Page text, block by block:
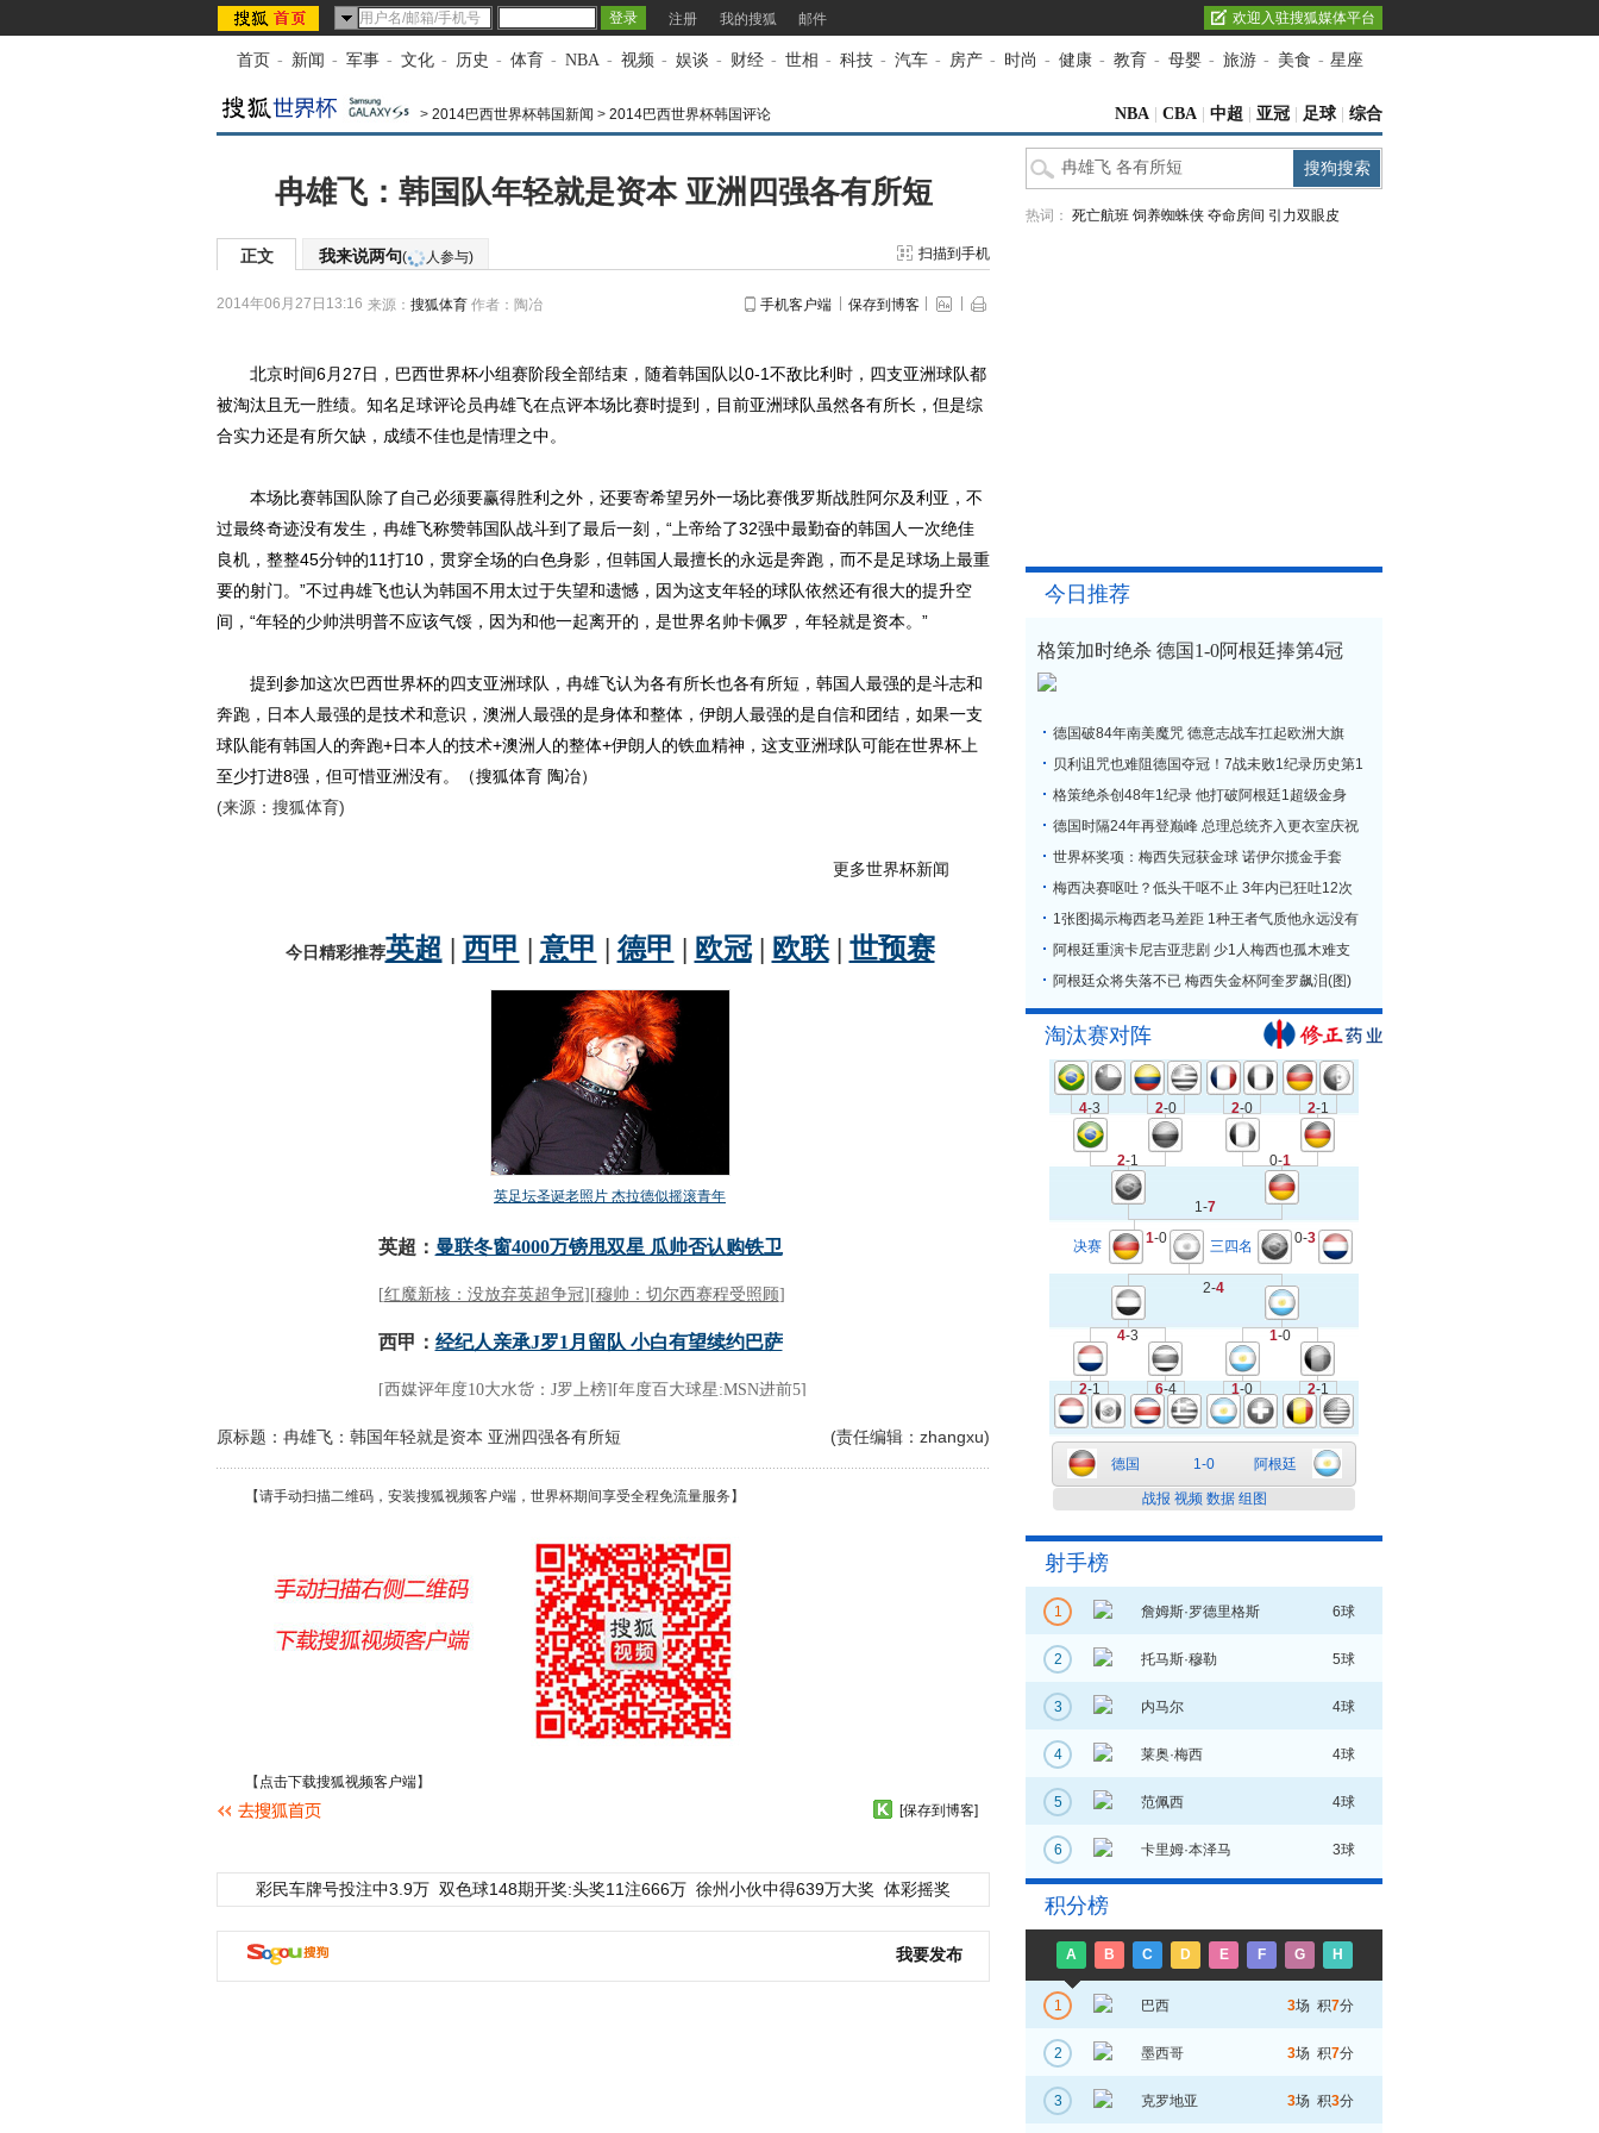
注册 我的搜狐 邮件 欢迎入驻搜狐媒体平台
首页 - 新闻 - 军事 - 文化 - 历史 - 体育 - NBA - 视频 - 娱谈 - 财经 - 世相 - 科技 - 汽车 - 房产 - 时尚 - 健康 - 教育 - 母婴 - 旅游 - 美食 - 星座
> 2014巴西世界杯韩国新闻 > 2014巴西世界杯韩国评论 NBA CBA 中超 亚冠 足球 综合
冉雄飞：韩国队年轻就是资本 亚洲四强各有所短
正文 我来说两句( 人参与) 扫描到手机
2014年06月27日13:16 来源： 搜狐体育 作者：陶冶 手机客户端 保存到博客
北京时间6月27日，巴西世界杯小组赛阶段全部结束，随着韩国队以0-1不敌比利时，四支亚洲球队都
被淘汰且无一胜绩。知名足球评论员冉雄飞在点评本场比赛时提到，目前亚洲球队虽然各有所长，但是综
合实力还是有所欠缺，成绩不佳也是情理之中。
本场比赛韩国队除了自己必须要赢得胜利之外，还要寄希望另外一场比赛俄罗斯战胜阿尔及利亚，不
过最终奇迹没有发生，冉雄飞称赞韩国队战斗到了最后一刻，“上帝给了32强中最勤奋的韩国人一次绝佳
良机，整整45分钟的11打10，贯穿全场的白色身影，但韩国人最擅长的永远是奔跑，而不是足球场上最重
要的射门。”不过冉雄飞也认为韩国不用太过于失望和遗憾，因为这支年轻的球队依然还有很大的提升空
间，“年轻的少帅洪明普不应该气馁，因为和他一起离开的，是世界名帅卡佩罗，年轻就是资本。”
提到参加这次巴西世界杯的四支亚洲球队，冉雄飞认为各有所长也各有所短，韩国人最强的是斗志和
奔跑，日本人最强的是技术和意识，澳洲人最强的是身体和整体，伊朗人最强的是自信和团结，如果一支
球队能有韩国人的奔跑+日本人的技术+澳洲人的整体+伊朗人的铁血精神，这支亚洲球队可能在世界杯上
至少打进8强，但可惜亚洲没有。（搜狐体育 陶冶）
(来源：搜狐体育)
更多世界杯新闻
(责任编辑：zhangxu)
原标题：冉雄飞：韩国年轻就是资本 亚洲四强各有所短
【请手动扫描二维码，安装搜狐视频客户端，世界杯期间享受全程免流量服务】
【 点击下载搜狐视频客户端】
[保存到博客]
彩民车牌号投注中3.9万 双色球148期开奖:头奖11注666万 徐州小伙中得639万大奖 体彩摇奖
我要发布
热词： 死亡航班 饲养蜘蛛侠 夺命房间 引力双眼皮
今日推荐
格策加时绝杀 德国1-0阿根廷捧第4冠
德国破84年南美魔咒 德意志战车扛起欧洲大旗
贝利诅咒也难阻德国夺冠！7战未败1纪录历史第1
格策绝杀创48年1纪录 他打破阿根廷1超级金身
德国时隔24年再登巅峰 总理总统齐入更衣室庆祝
世界杯奖项：梅西失冠获金球 诺伊尔揽金手套
梅西决赛呕吐？低头干呕不止 3年内已狂吐12次
1张图揭示梅西老马差距 1种王者气质他永远没有
阿根廷重演卡尼吉亚悲剧 少1人梅西也孤木难支
阿根廷众将失落不已 梅西失金杯阿奎罗飙泪(图)
淘汰赛对阵
4-3 2-0 2-0 2-1
2-1 0-1
1-7
2-4
4-3 1-0
2-1 6-4 1-0 2-1
1-0 0-3
决赛 三四名
德国 1-0 阿根廷
战报 视频 数据 组图
射手榜
1 詹姆斯·罗德里格斯 6球
2 托马斯·穆勒 5球
3 内马尔 4球
4 莱奥·梅西 4球
5 范佩西 4球
6 卡里姆·本泽马 3球
积分榜
A B C D E F G H
1 巴西 3场 积7分
2 墨西哥 3场 积7分
3 克罗地亚 3场 积3分